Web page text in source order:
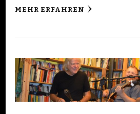
MEHR ERFAHREN